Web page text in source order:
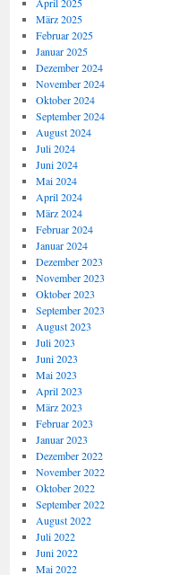
März 2025
Februar 2025
Januar 2025
Dezember 2024
November 2024
Oktober 2024
September 2024
August 2024
Juli 2024
Juni 2024
Mai 2024
April 2024
März 2024
Februar 2024
Januar 2024
Dezember 2023
November 2023
Oktober 2023
September 2023
August 2023
Juli 2023
Juni 2023
Mai 2023
April 2023
März 2023
Februar 2023
Januar 2023
Dezember 2022
November 2022
Oktober 2022
September 2022
August 2022
Juli 2022
Juni 2022
Mai 2022